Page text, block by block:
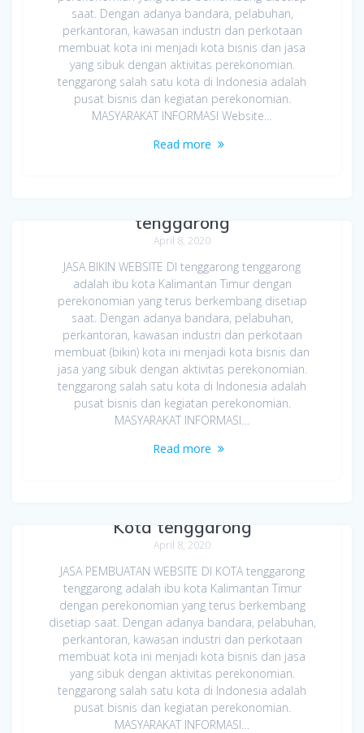
saat. Dengan adanya bandara, pelabuhan,
perkantoran, kawasan industri dan perkotaan
membuat kota ini menjadi kota bisnis dan jasa
yang sibuk dengan aktivitas perekonomian.
tenggarong salah satu kota di Indonesia adalah
pusat bisnis dan kegiatan perekonomian.
MASYARAKAT INFORMASI Website…
Read more
tenggarong
April 8, 2020
JASA BIKIN WEBSITE DI tenggarong tenggarong
adalah ibu kota Kalimantan Timur dengan
perekonomian yang terus berkembang disetiap
saat. Dengan adanya bandara, pelabuhan,
perkantoran, kawasan industri dan perkotaan
membuat (bikin) kota ini menjadi kota bisnis dan
jasa yang sibuk dengan aktivitas perekonomian.
tenggarong salah satu kota di Indonesia adalah
pusat bisnis dan kegiatan perekonomian.
MASYARAKAT INFORMASI…
Read more
Kota tenggarong
April 8, 2020
JASA PEMBUATAN WEBSITE DI KOTA tenggarong
tenggarong adalah ibu kota Kalimantan Timur
dengan perekonomian yang terus berkembang
disetiap saat. Dengan adanya bandara, pelabuhan,
perkantoran, kawasan industri dan perkotaan
membuat kota ini menjadi kota bisnis dan jasa
yang sibuk dengan aktivitas perekonomian.
tenggarong salah satu kota di Indonesia adalah
pusat bisnis dan kegiatan perekonomian.
MASYARAKAT INFORMASI…